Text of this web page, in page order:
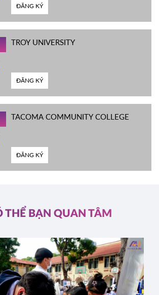
ĐĂNG KÝ
TROY UNIVERSITY
ĐĂNG KÝ
TACOMA COMMUNITY COLLEGE
ĐĂNG KÝ
THỂ BẠN QUAN TÂM